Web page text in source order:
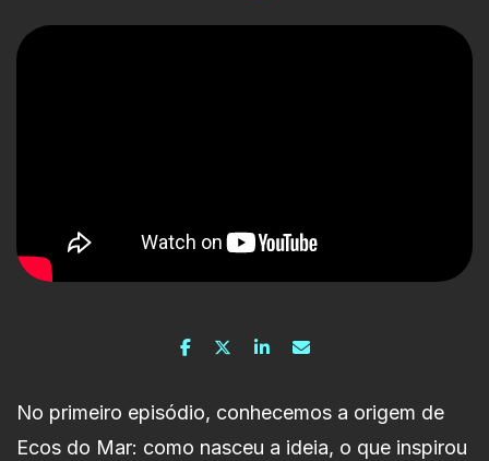
No primeiro episódio, conhecemos a origem de
Ecos do Mar: como nasceu a ideia, o que inspirou